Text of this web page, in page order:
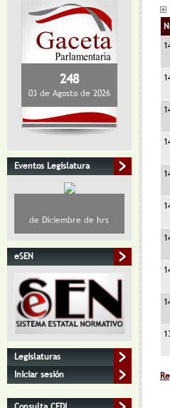
248
03 de Agosto de 2026
Eventos Legislatura
de Diciembre de hrs
eSEN
Legislaturas
Iniciar sesión